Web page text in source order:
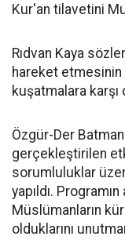
Kur'an tilavetini
Rıdvan Kaya
hareket etmesinin
kuşatmalara
Özgür-Der
gerçekleştirilen
sorumluluklar
yapıldı.
Müslümanların
olduklarını